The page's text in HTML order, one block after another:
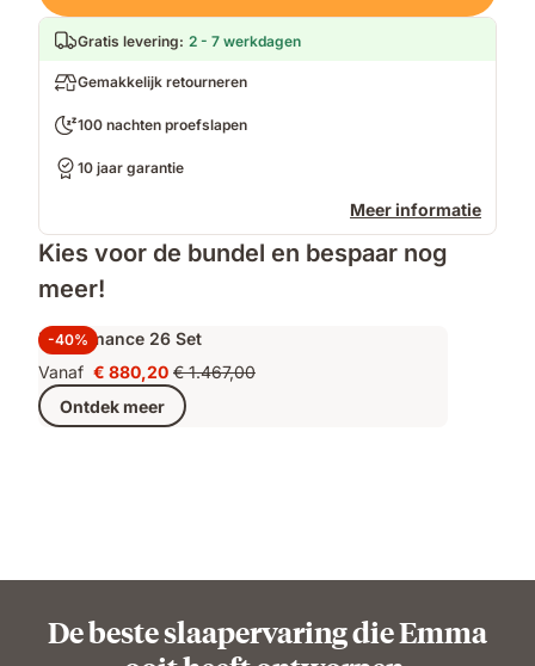
Gratis levering: 2 - 7 werkdagen
Gemakkelijk retourneren
100 nachten proefslapen
10 jaar garantie
Meer informatie
Kies voor de bundel en bespaar nog
meer!
-40%
Performance 26 Set
Vanaf Prijs
€ 880,20
€ 880,20Oorspronkelijke
prijs
€ 1.467,00
€ 1.467,00
Ontdek meer
De beste slaapervaring die Emma